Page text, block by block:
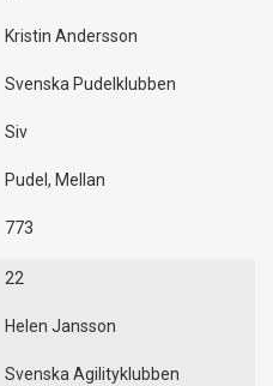
Kristin Andersson
Svenska Pudelklubben
Siv
Pudel, Mellan
773
22
Helen Jansson
Svenska Agilityklubben